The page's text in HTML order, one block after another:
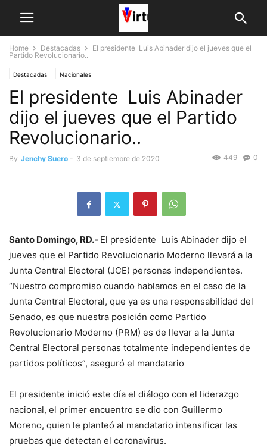
Home Destacadas
El presidente Luis Abinader dijo el jueves que el
Partido Revolucionario..
Destacadas Nacionales
El presidente Luis Abinader
dijo el jueves que el Partido
Revolucionario..
By Jenchy Suero - 3 de septiembre de 2020 0
449
Santo Domingo, RD.- El presidente Luis Abinader dijo el
jueves que el Partido Revolucionario Moderno llevará a la
Junta Central Electoral (JCE) personas independientes.
“Nuestro compromiso cuando hablamos en el caso de la
Junta Central Electoral, que ya es una responsabilidad del
Senado, es que nuestra posición como Partido
Revolucionario Moderno (PRM) es de llevar a la Junta
Central Electoral personas totalmente independientes de
partidos políticos”, aseguró el mandatario
El presidente inició este día el diálogo con el liderazgo
nacional, el primer encuentro se dio con Guillermo
Moreno, quien le planteó al mandatario intensificar las
pruebas que detectan el coronavirus.